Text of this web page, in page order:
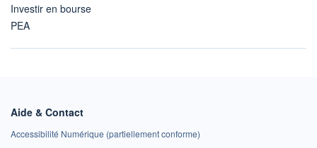
Investir en bourse
PEA
Aide & Contact
Accessibilité Numérique (partiellement conforme)